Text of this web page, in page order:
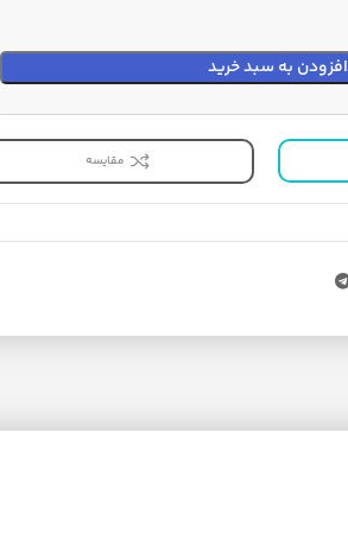
افزودن به سبد خرید
مقایسه